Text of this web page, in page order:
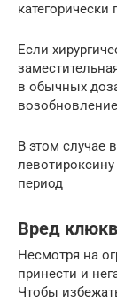
Если
в обычных
В этом случае
период
Вред
Несмотря на
принести и
Чтобы